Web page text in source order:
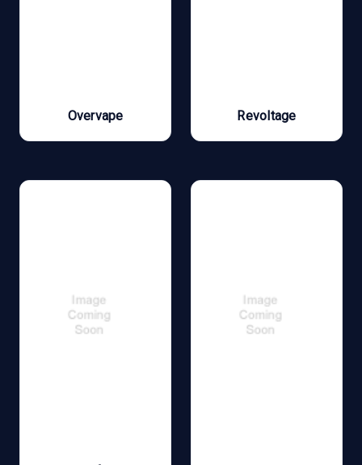
Overvape Revoltage